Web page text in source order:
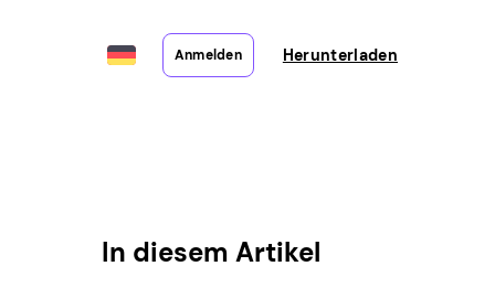
Anmelden Herunterladen
In diesem Artikel